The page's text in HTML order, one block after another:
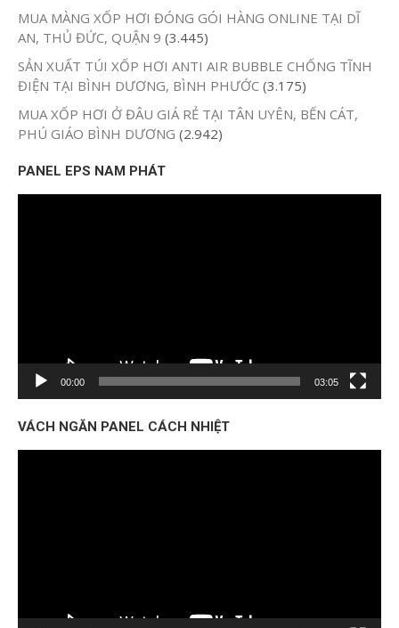
MUA MÀNG XỐP HƠI ĐÓNG GÓI HÀNG ONLINE TẠI DĨ
AN, THỦ ĐỨC, QUẬN 9 (3.445)
SẢN XUẤT TÚI XỐP HƠI ANTI AIR BUBBLE CHỐNG TĨNH
ĐIỆN TẠI BÌNH DƯƠNG, BÌNH PHƯỚC (3.175)
MUA XỐP HƠI Ở ĐÂU GIÁ RẺ TẠI TÂN UYÊN, BẾN CÁT,
PHÚ GIÁO BÌNH DƯƠNG (2.942)
PANEL EPS NAM PHÁT
00:00 03:05
VÁCH NGĂN PANEL CÁCH NHIỆT